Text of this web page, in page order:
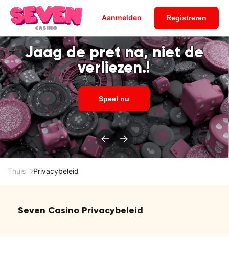
Aanmelden Registreren
Jaag de pret na, niet de
verliezen.!
Speel nu
Thuis Privacybeleid
Seven Casino Privacybeleid